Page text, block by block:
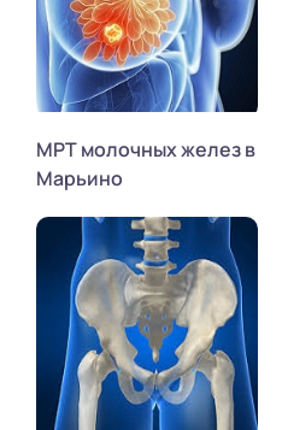
МРТ молочных желез в
Марьино